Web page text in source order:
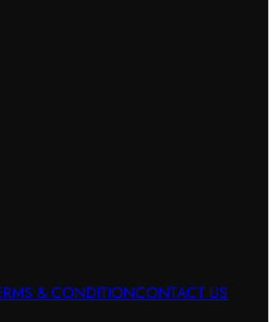
& CONDITIONCONTACT US